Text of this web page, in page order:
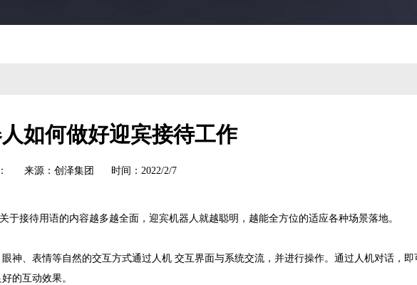
如何做好迎宾接待工作
来源：创泽集团 时间：2022/2/7
接待用语的内容越多越全面，迎宾机器人就越聪明，越能全方位的适应各种场景落地。
神、表情等自然的交互方式通过人机 交互界面与系统交流，并进行操作。通过人机对话，即
的互动效果。